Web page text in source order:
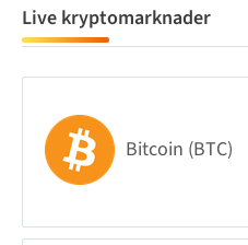
Live kryptomarknader
Bitcoin (BTC)